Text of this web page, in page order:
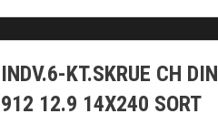
INDV.6-KT.SKRUE CH DIN
912 12.9 14X240 SORT